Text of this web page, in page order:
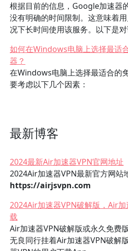
根据目前的信息，Google加速器
没有明确的时间限制。这意味着
况下长时间使用该服务。以下是
如何在Windows电脑上选择最适
器？
在Windows电脑上选择最适合的
要考虑以下几个因素：
最新博客
2024最新Air加速器VPN官网地址
2024Air加速器VPN最新官方网站
https://airjsvpn.com
2024Air加速器VPN破解版，Air
载
Air加速器VPN破解版或永久免费
无良同行挂着Air加速器VPN破解